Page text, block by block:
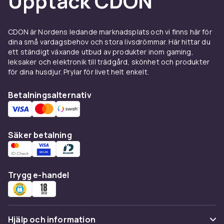
hemmabruk
Medfrisörsaxari professionell kvalitet kan du
trimma och underhålla frisyren mellan
frisörbesöken. Välj saxar med ergonomiskt
grepp och vassa blad för exakta klipp.
längre och ger bättre resultat för ditt hår.
Populära varumärken inom
hårstylingsverktyg
BaByliss är ett av de mest respekterade
hårstylingsverktyg och erbjuder ett brett
sortiment av hårtorkar,
locktänger. Philips och Braun levererar
CDON är Nordens ledande marknadsplats och vi finns här för
dina små vardagsbehov och stora livsdrömmar. Här hittar du
ett ständigt växande utbud av produkter inom gaming,
leksaker och elektronik till trädgård, skönhet och produkter
för dina husdjur. Prylar för livet helt enkelt.
Betalningsalternativ
Säker betalning
Trygg e-handel
Hjälp och information